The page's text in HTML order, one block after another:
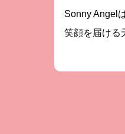
Sonny Angel
笑顔を届ける